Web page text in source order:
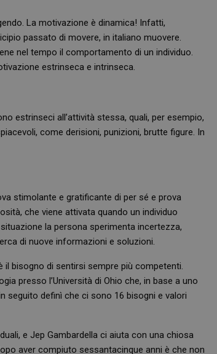
La motivazione è dinamica! Infatti,
passato di movere, in italiano muovere.
nel tempo il comportamento di un individuo.
estrinseca e intrinseca.
estrinseci all’attività stessa, quali, per esempio,
come derisioni, punizioni, brutte figure. In
stimolante e gratificante di per sé e prova
che viene attivata quando un individuo
la persona sperimenta incertezza,
di nuove informazioni e soluzioni.
il bisogno di sentirsi sempre più competenti.
presso l’Università di Ohio che, in base a uno
seguito definì che ci sono 16 bisogni e valori
e Jep Gambardella ci aiuta con una chiosa
aver compiuto sessantacinque anni è che non